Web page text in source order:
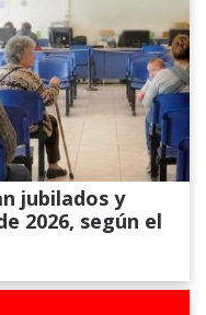
jubilados y
2026, según el